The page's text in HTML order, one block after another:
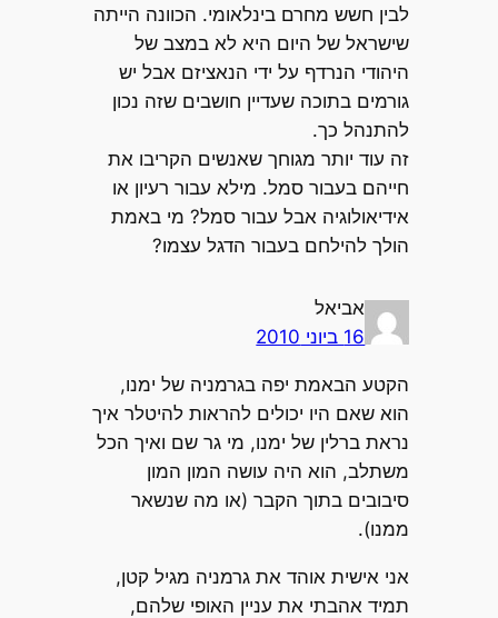
לבין חשש מחרם בינלאומי. הכוונה הייתה
שישראל של היום היא לא במצב של
היהודי הנרדף על ידי הנאציזם אבל יש
גורמים בתוכה שעדיין חושבים שזה נכון
להתנהל כך.
זה עוד יותר מגוחך שאנשים הקריבו את
חייהם בעבור סמל. מילא עבור רעיון או
אידיאולוגיה אבל עבור סמל? מי באמת
הולך להילחם בעבור הדגל עצמו?
אביאל
16 ביוני 2010
הקטע הבאמת יפה בגרמניה של ימנו,
הוא שאם היו יכולים להראות להיטלר איך
נראת ברלין של ימנו, מי גר שם ואיך הכל
משתלב, הוא היה עושה המון המון
סיבובים בתוך הקבר (או מה שנשאר
ממנו).
אני אישית אוהד את גרמניה מגיל קטן,
תמיד אהבתי את עניין האופי שלהם,